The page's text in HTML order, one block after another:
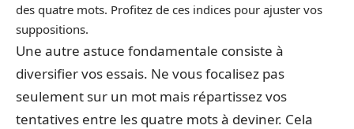
des quatre mots. Profitez de ces indices pour ajuster vos
suppositions.
Une autre astuce fondamentale consiste à
diversifier vos essais. Ne vous focalisez pas
seulement sur un mot mais répartissez vos
tentatives entre les quatre mots à deviner. Cela